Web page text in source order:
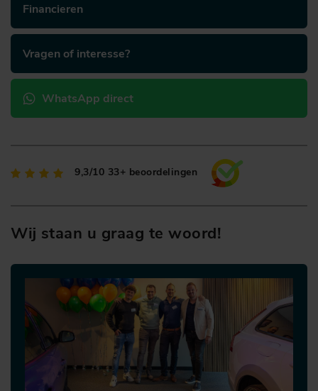
Financieren
Vragen of interesse?
WhatsApp direct
9,3/10 33+ beoordelingen
Wij staan u graag te woord!